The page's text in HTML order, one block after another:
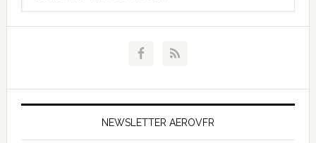
NEWSLETTER AEROVFR